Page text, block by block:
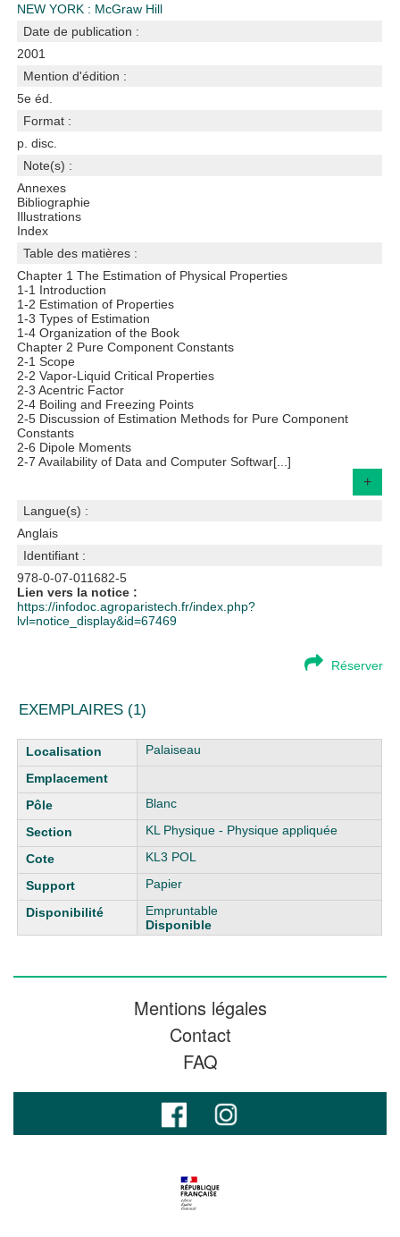
NEW YORK : McGraw Hill
Date de publication :
2001
Mention d'édition :
5e éd.
Format :
p. disc.
Note(s) :
Annexes
Bibliographie
Illustrations
Index
Table des matières :
Chapter 1 The Estimation of Physical Properties
1-1 Introduction
1-2 Estimation of Properties
1-3 Types of Estimation
1-4 Organization of the Book
Chapter 2 Pure Component Constants
2-1 Scope
2-2 Vapor-Liquid Critical Properties
2-3 Acentric Factor
2-4 Boiling and Freezing Points
2-5 Discussion of Estimation Methods for Pure Component
Constants
2-6 Dipole Moments
2-7 Availability of Data and Computer Softwar[...]
+
Langue(s) :
Anglais
Identifiant :
978-0-07-011682-5
Lien vers la notice :
https://infodoc.agroparistech.fr/index.php?
lvl=notice_display&id=67469
Réserver
EXEMPLAIRES (1)
Liste des exemplaires Palaiseau
Blanc
KL Physique - Physique appliquée
KL3 POL
Papier
Empruntable
Disponible
Mentions légales
Contact
FAQ